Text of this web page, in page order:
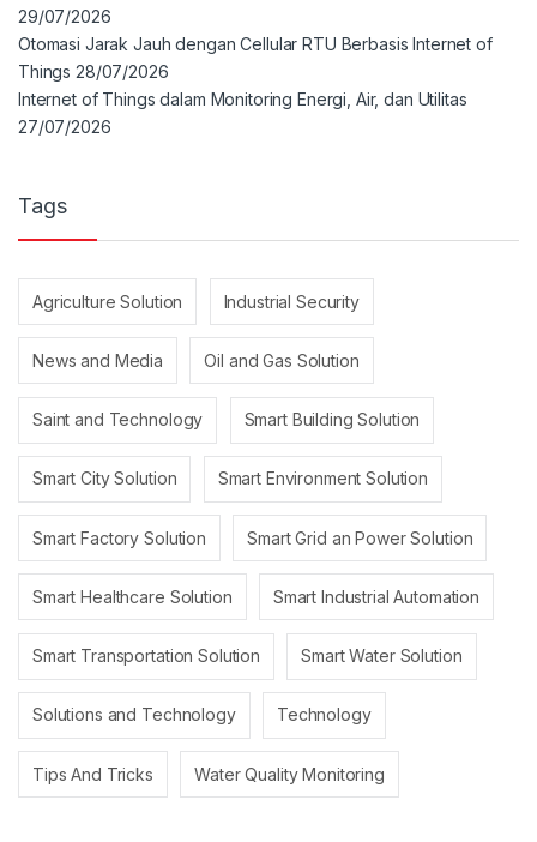
29/07/2026
Otomasi Jarak Jauh dengan Cellular RTU Berbasis Internet of
Things 28/07/2026
Internet of Things dalam Monitoring Energi, Air, dan Utilitas
27/07/2026
Tags
Agriculture Solution Industrial Security
News and Media Oil and Gas Solution
Saint and Technology Smart Building Solution
Smart City Solution Smart Environment Solution
Smart Factory Solution Smart Grid an Power Solution
Smart Healthcare Solution Smart Industrial Automation
Smart Transportation Solution Smart Water Solution
Solutions and Technology Technology
Tips And Tricks Water Quality Monitoring